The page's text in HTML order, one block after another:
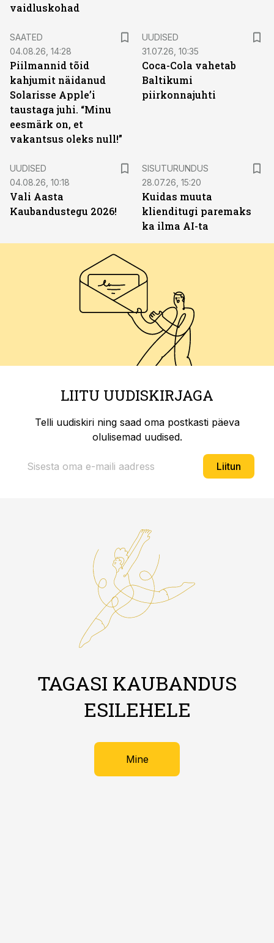
vaidluskohad
SAATED
04.08.26, 14:28
Piilmannid tõid
kahjumit näidanud
Solarisse Apple’i
taustaga juhi. “Minu
eesmärk on, et
vakantsus oleks null!”
UUDISED
31.07.26, 10:35
Coca-Cola vahetab
Baltikumi
piirkonnajuhti
UUDISED
04.08.26, 10:18
Vali Aasta
Kaubandustegu 2026!
SISUTURUNDUS
28.07.26, 15:20
Kuidas muuta
klienditugi paremaks
ka ilma AI-ta
LIITU UUDISKIRJAGA
Telli uudiskiri ning saad oma postkasti päeva
olulisemad uudised.
Liitun
TAGASI KAUBANDUS
ESILEHELE
Mine